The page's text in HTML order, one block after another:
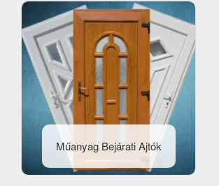
Műanyag Bejárati Ajtók